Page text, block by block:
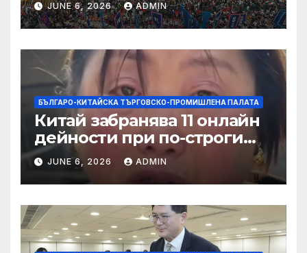
слънчева енергия
JUNE 6, 2026 ADMIN
БЪЛГАРО-КИТАЙСКА ТЪРГОВСКО-ПРОМИШЛЕНА ПАЛАТА
Китай забранява 11 онлайн
дейности при по-строги
правила за ограничаване на
слуховете и
кибернасилниците
JUNE 6, 2026 ADMIN